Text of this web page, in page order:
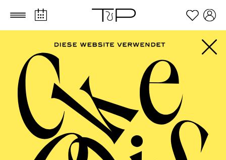
Zum Hauptinhalt springen Zum Footer springen
PHILHARMONIE